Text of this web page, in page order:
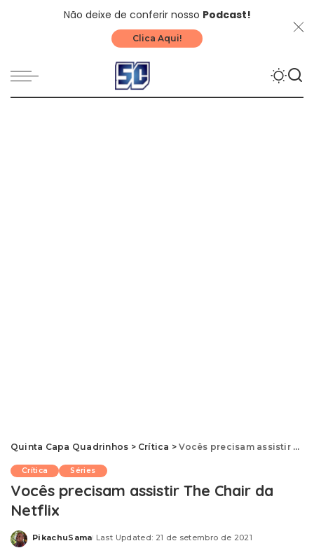
Não deixe de conferir nosso Podcast!
Clica Aqui!
Quinta Capa Quadrinhos > Crítica >Vocês precisam assistir The Chair da Netflix
Crítica Séries
Vocês precisam assistir The Chair da
Netflix
Posted
PikachuSama Last Updated: 21 de setembro de 2021